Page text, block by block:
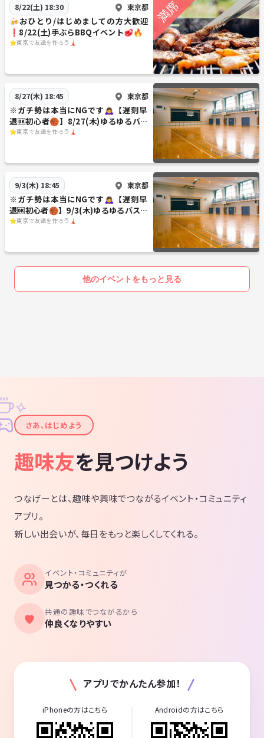
8/22(土) 18:30 東京都
🍻おひとり/はじめましての方大歓迎
❗️8/22(土)手ぶらBBQイベント🥩🔥
⭐️東京で友達を作ろう🗼
8/27(木) 18:45 東京都
※ガチ勢は本当にNGです🙇‍♀️【遅刻早
退🆗初心者🏀】8/27(木)ゆるゆるバス
ケットボール
⭐️東京で友達を作ろう🗼
9/3(木) 18:45 東京都
※ガチ勢は本当にNGです🙇‍♀️【遅刻早
退🆗初心者🏀】9/3(木)ゆるゆるバスケ
ットボール
⭐️東京で友達を作ろう🗼
他のイベントをもっと見る
✦
✧
さあ、はじめよう
趣味友を見つけよう
つなげーとは、趣味や興味でつながるイベント・コミュニティ
アプリ。
新しい出会いが、毎日をもっと楽しくしてくれる。
イベント・コミュニティが
見つかる・つくれる
共通の趣味でつながるから
仲良くなりやすい
アプリでかんたん参加！
iPhoneの方はこちら Androidの方はこちら